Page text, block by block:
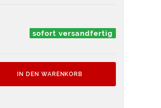
sofort versandfertig
IN DEN WARENKORB